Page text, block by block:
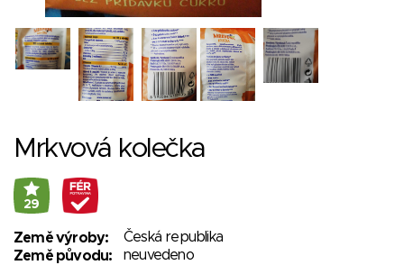
Mrkvová kolečka
29
Země výroby:
Česká republika
Země původu:
neuvedeno